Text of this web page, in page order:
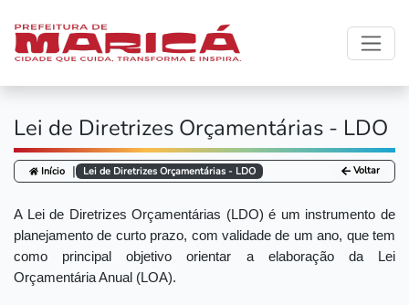
Lei de Diretrizes Orçamentárias - LDO
Início | Lei de Diretrizes Orçamentárias - LDO Voltar
A Lei de Diretrizes Orçamentárias (LDO) é um instrumento de
planejamento de curto prazo, com validade de um ano, que tem
como principal objetivo orientar a elaboração da Lei
Orçamentária Anual (LOA).